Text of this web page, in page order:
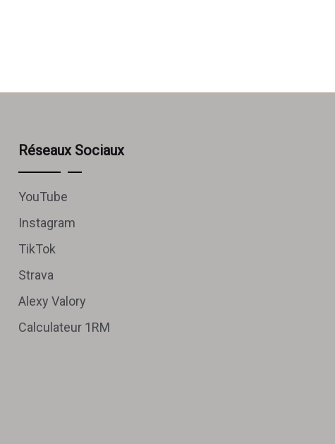
Réseaux Sociaux
YouTube
Instagram
TikTok
Strava
Alexy Valory
Calculateur 1RM